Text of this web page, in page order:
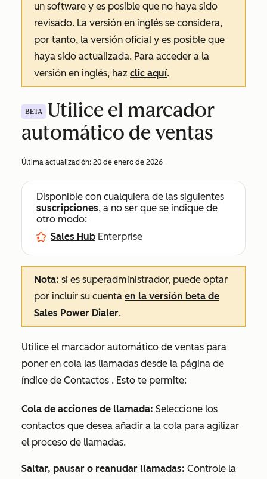
un software y es posible que no haya sido
revisado. La versión en inglés se considera,
por tanto, la versión oficial y es posible que
haya sido actualizada. Para acceder a la
versión en inglés, haz clic aquí.
BETA
Utilice el marcador
automático de ventas
Última actualización: 20 de enero de 2026
Disponible con cualquiera de las siguientes
suscripciones, a no ser que se indique de
otro modo:
Sales Hub Enterprise
Nota: si es superadministrador, puede optar
por incluir su cuenta en la versión beta de
Sales Power Dialer.
Utilice el marcador automático de ventas para
poner en cola las llamadas desde la página de
índice de Contactos . Esto te permite:
Cola de acciones de llamada: Seleccione los
contactos que desea añadir a la cola para agilizar
el proceso de llamadas.
Saltar, pausar o reanudar llamadas: Controle la